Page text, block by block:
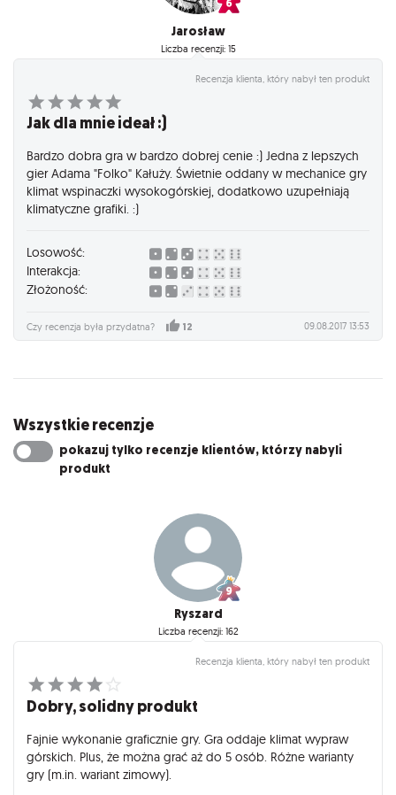
Jarosław
Liczba recenzji: 15
Recenzja klienta, który nabył ten produkt
Jak dla mnie ideał :)
Bardzo dobra gra w bardzo dobrej cenie :) Jedna z lepszych
gier Adama "Folko" Kałuży. Świetnie oddany w mechanice gry
klimat wspinaczki wysokogórskiej, dodatkowo uzupełniają
klimatyczne grafiki. :)
Losowość:
Interakcja:
Złożoność:
Czy recenzja była przydatna? 12 09.08.2017 13:53
Wszystkie recenzje
pokazuj tylko recenzje klientów, którzy nabyli
produkt
Ryszard
Liczba recenzji: 162
Recenzja klienta, który nabył ten produkt
Dobry, solidny produkt
Fajnie wykonanie graficznie gry. Gra oddaje klimat wypraw
górskich. Plus, że można grać aż do 5 osób. Różne warianty
gry (m.in. wariant zimowy).